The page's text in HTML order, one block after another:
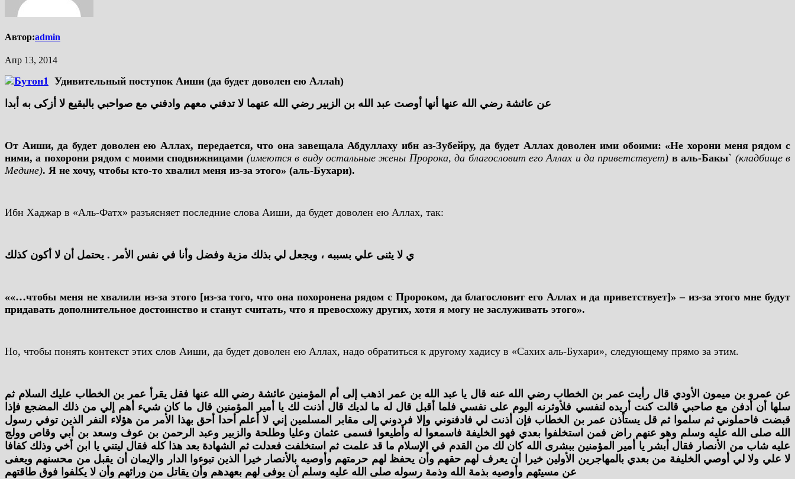
Автор:admin
Апр 13, 2014
Удивительный поступок Аиши (да будет доволен ею Аллаh)
عن عائشة رضي الله عنها أنها أوصت عبد الله بن الزبير رضي الله عنهما لا تدفني معهم وادفني مع صواحبي بالبقيع لا أزكى به أبدا
От Аиши, да будет доволен ею Аллах, передается, что она завещала Абдуллаху ибн аз-Зубейру, да будет Аллах доволен ими обоими: «Не хорони меня рядом с
ними, а похорони рядом с моими сподвижницами (имеются в виду остальные жены Пророка, да благословит его Аллах и да приветствует) в аль-Бакы` (кладбище в
Медине). Я не хочу, чтобы кто-то хвалил меня из-за этого» (аль-Бухари).
Ибн Хаджар в «Аль-Фатх» разъясняет последние слова Аиши, да будет доволен ею Аллах, так:
ي لا يثنى علي بسببه ، ويجعل لي بذلك مزية وفضل وأنا في نفس الأمر . يحتمل أن لا أكون كذلك
««…чтобы меня не хвалили из-за этого [из-за того, что она похоронена рядом с Пророком, да благословит его Аллах и да приветствует]» – из-за этого мне будут
придавать дополнительное достоинство и станут считать, что я превосхожу других, хотя я могу не заслуживать этого».
Но, чтобы понять контекст этих слов Аиши, да будет доволен ею Аллах, надо обратиться к другому хадису в «Сахих аль-Бухари», следующему прямо за этим.
عن عمرو بن ميمون الأودي قال رأيت عمر بن الخطاب رضي الله عنه قال يا عبد الله بن عمر اذهب إلى أم المؤمنين عائشة رضي الله عنها فقل يقرأ عمر بن الخطاب عليك السلام ثم
سلها أن أدفن مع صاحبي قالت كنت أريده لنفسي فلأوثرنه اليوم على نفسي فلما أقبل قال له ما لديك قال أذنت لك يا أمير المؤمنين قال ما كان شيء أهم إلي من ذلك المضجع فإذا
قبضت فاحملوني ثم سلموا ثم قل يستأذن عمر بن الخطاب فإن أذنت لي فادفنوني وإلا فردوني إلى مقابر المسلمين إني لا أعلم أحدا أحق بهذا الأمر من هؤلاء النفر الذين توفي رسول
الله صلى الله عليه وسلم وهو عنهم راض فمن استخلفوا بعدي فهو الخليفة فاسمعوا له وأطيعوا فسمى عثمان وعليا وطلحة والزبير وعبد الرحمن بن عوف وسعد بن أبي وقاص وولج
عليه شاب من الأنصار فقال أبشر يا أمير المؤمنين ببشرى الله كان لك من القدم في الإسلام ما قد علمت ثم استخلفت فعدلت ثم الشهادة بعد هذا كله فقال ليتني يا ابن أخي وذلك كفافا
لا علي ولا لي أوصي الخليفة من بعدي بالمهاجرين الأولين خيرا أن يعرف لهم حقهم وأن يحفظ لهم حرمتهم وأوصيه بالأنصار خيرا الذين تبوءوا الدار والإيمان أن يقبل من محسنهم ويعفى
عن مسيئهم وأوصيه بذمة الله وذمة رسوله صلى الله عليه وسلم أن يوفى لهم بعهدهم وأن يقاتل من ورائهم وأن لا يكلفوا فوق طاقتهم